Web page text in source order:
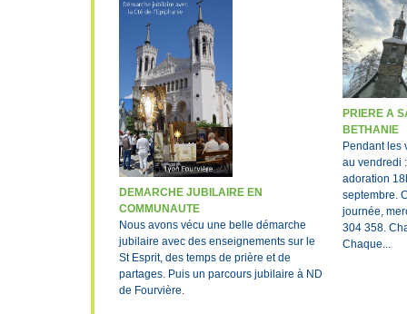
DEMARCHE JUBILAIRE EN
COMMUNAUTE
Nous avons vécu une belle démarche
jubilaire avec des enseignements sur le
St Esprit, des temps de prière et de
partages. Puis un parcours jubilaire à ND
de Fourvière.
PRIERE A
BETHANIE
Pendant les
au vendredi
adoration
septembre.
journée,
304 358.
Chaque...